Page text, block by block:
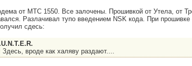
от МТС 1550. Все залочены. Прошивкой от Утела, от
Разлачивал тупо введением NSK кода. При
сдесь:
Здесь, вроде как халяву раздают....